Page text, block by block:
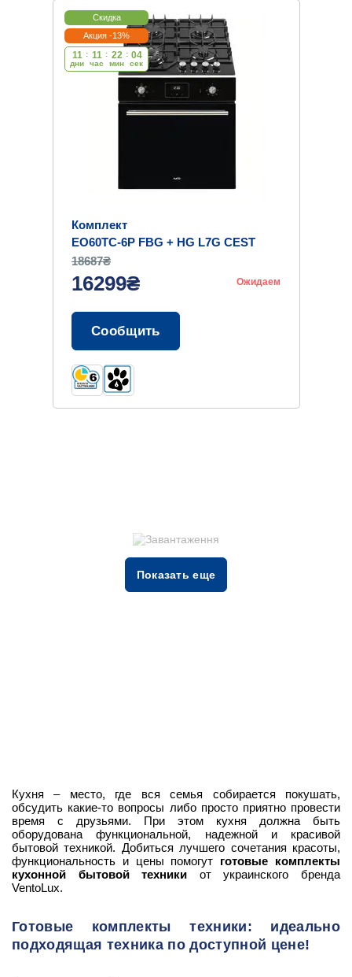
Скидка
Акция -13%
11
дни
: 11
час
: 22
мин
: 03
cек
Комплект
EO60TC-6P FBG + HG L7G CEST
(BK)
18687₴
16299₴ Ожидаем
Сообщить
Показать еще
Кухня – место, где вся семья собирается покушать,
обсудить какие-то вопросы либо просто приятно провести
время с друзьями. При этом кухня должна быть
оборудована функциональной, надежной и красивой
бытовой техникой. Добиться лучшего сочетания красоты,
функциональность и цены помогут готовые комплекты
кухонной бытовой техники от украинского бренда
VentoLux.
Готовые комплекты техники: идеально
подходящая техника по доступной цене!